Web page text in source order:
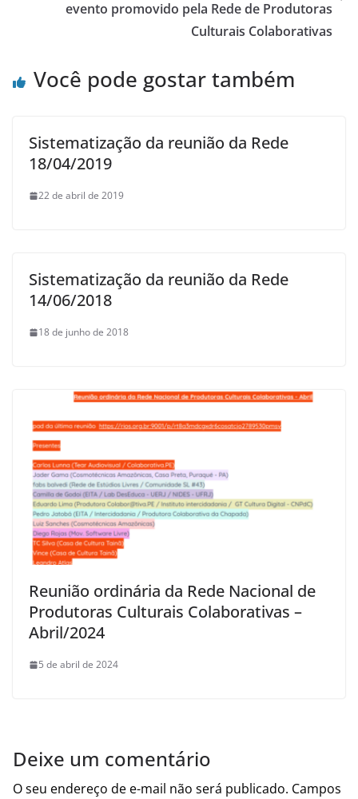
evento promovido pela Rede de Produtoras
Culturais Colaborativas
Você pode gostar também
Sistematização da reunião da Rede
18/04/2019
22 de abril de 2019
Sistematização da reunião da Rede
14/06/2018
18 de junho de 2018
Reunião ordinária da Rede Nacional de
Produtoras Culturais Colaborativas –
Abril/2024
5 de abril de 2024
Deixe um comentário
O seu endereço de e-mail não será publicado. Campos